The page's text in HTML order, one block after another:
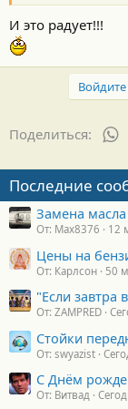
И это радует!!!
Войдите
Поделиться:
Последние
Замена
От: Max8376 12
Цены на
От: Карлсон 50
"Если завтра
От: ZAMPRED
Стойки
От: swyazist
С Днём
От: Витвад